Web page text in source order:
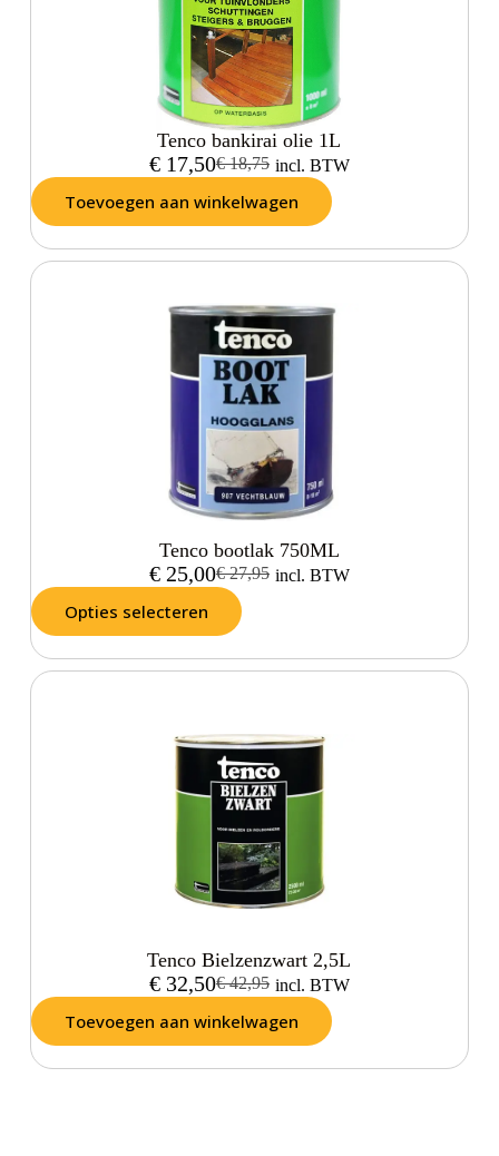
Tenco bankirai olie 1L
€18,75
€17,50 incl. BTW
Toevoegen aan winkelwagen
Tenco bootlak 750ML
€27,95
€25,00 incl. BTW
Opties selecteren
Tenco Bielzenzwart 2,5L
€42,95
€32,50 incl. BTW
Toevoegen aan winkelwagen